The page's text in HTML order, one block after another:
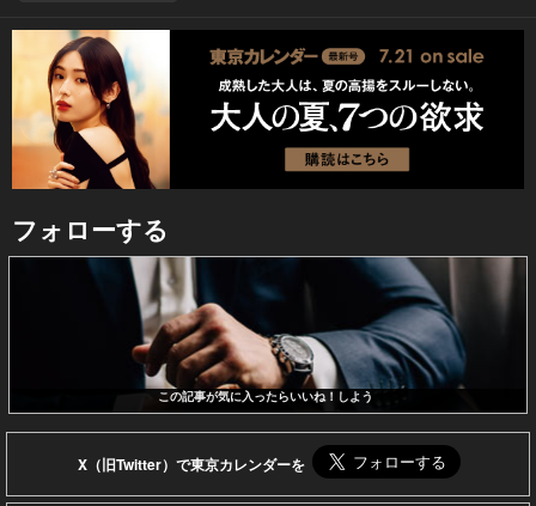
フォローする
この記事が気に入ったらいいね！しよう
X（旧Twitter）で東京カレンダーを